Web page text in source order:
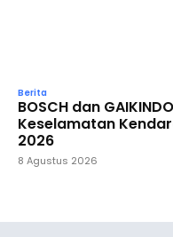
Berita
BOSCH dan
Keselamatan
2026
8 Agustus 2026